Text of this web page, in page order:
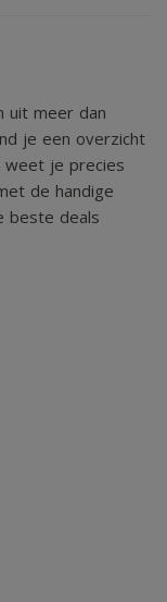
uit meer dan
je een overzicht
weet je precies
de handige
beste deals